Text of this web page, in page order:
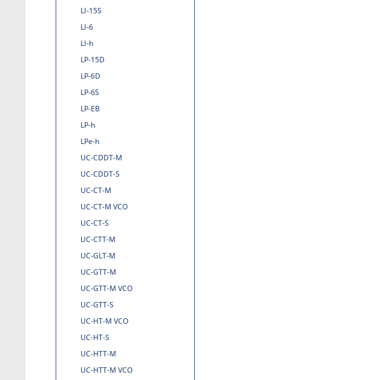
LI-15S
LI-6
LI-h
LP-15D
LP-6D
LP-6S
LP-EB
LP-h
LPe-h
UC-CDDT-M
UC-CDDT-S
UC-CT-M
UC-CT-M VCO
UC-CT-S
UC-CTT-M
UC-GLT-M
UC-GTT-M
UC-GTT-M VCO
UC-GTT-S
UC-HT-M VCO
UC-HT-S
UC-HTT-M
UC-HTT-M VCO